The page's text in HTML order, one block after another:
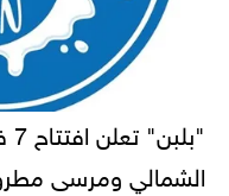
الشمالي ومرسى